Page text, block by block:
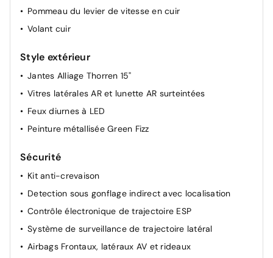
Pommeau du levier de vitesse en cuir
Volant cuir
Style extérieur
Jantes Alliage Thorren 15"
Vitres latérales AR et lunette AR surteintées
Feux diurnes à LED
Peinture métallisée Green Fizz
Sécurité
Kit anti-crevaison
Detection sous gonflage indirect avec localisation
Contrôle électronique de trajectoire ESP
Système de surveillance de trajectoire latéral
Airbags Frontaux, latéraux AV et rideaux